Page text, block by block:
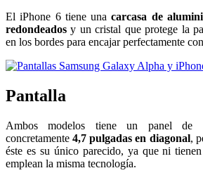
El iPhone 6 tiene una carcasa de
redondeados y un cristal que protege la
en los bordes para encajar perfectamente
Pantalla
Ambos modelos tiene un panel de
concretamente4,7 pulgadas en diagonal,
éste es su único parecido, ya que ni
emplean la misma tecnología.